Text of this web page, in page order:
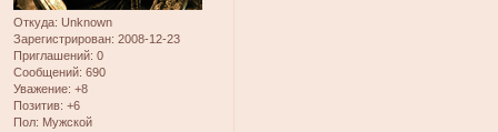
Откуда: Unknown
Зарегистрирован: 2008-12-23
Приглашений: 0
Сообщений: 690
Уважение: +8
Позитив: +6
Пол: Мужской